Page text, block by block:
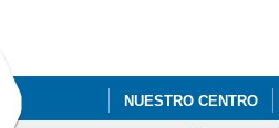
NUESTRO CENTRO